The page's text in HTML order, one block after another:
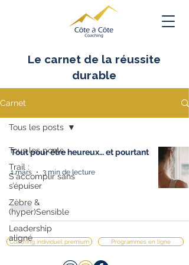
Le carnet de la réussite
durable
Carnet
Tous les posts
Trail :
S'accomplir sans
s’épuiser
Zèbre &
(hyper)Sensible
Leadership
aligné
Tous les posts
Tout pour être heureux… et pourtant
1 mars 3 min de lecture
Coaching individuel premium Programmes en ligne